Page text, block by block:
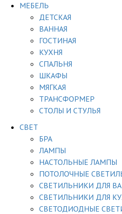
МЕБЕЛЬ
ДЕТСКАЯ
ВАННАЯ
ГОСТИНАЯ
КУХНЯ
СПАЛЬНЯ
ШКАФЫ
МЯГКАЯ
ТРАНСФОРМЕР
СТОЛЫ И СТУЛЬЯ
СВЕТ
БРА
ЛАМПЫ
НАСТОЛЬНЫЕ ЛАМПЫ
ПОТОЛОЧНЫЕ
СВЕТИЛЬНИКИ ДЛЯ
СВЕТИЛЬНИКИ ДЛЯ
СВЕТОДИОДНЫЕ